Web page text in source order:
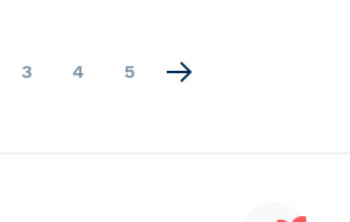
reading page
Page
3 Page
4 Page
5